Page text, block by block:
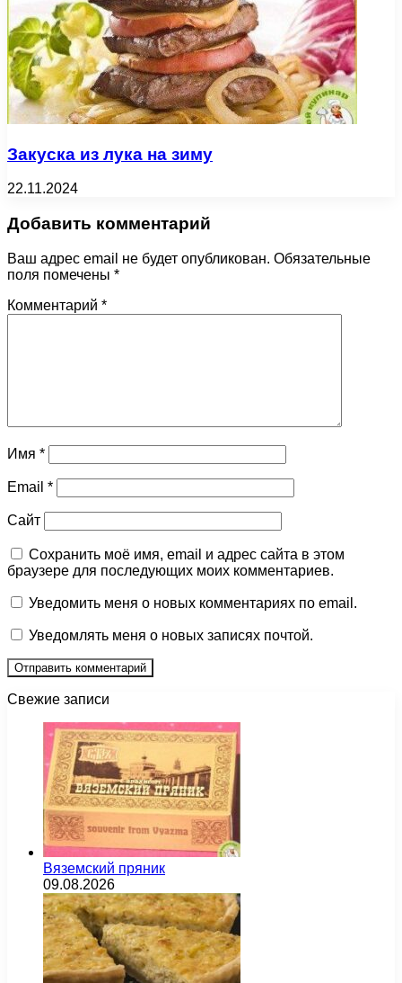
Закуска из лука на зиму
22.11.2024
Добавить комментарий
Ваш адрес email не будет опубликован. Обязательные
поля помечены *
Комментарий *
Имя *
Email *
Сайт
Сохранить моё имя, email и адрес сайта в этом
браузере для последующих моих комментариев.
Уведомить меня о новых комментариях по email.
Уведомлять меня о новых записях почтой.
Свежие записи
Вяземский пряник
09.08.2026